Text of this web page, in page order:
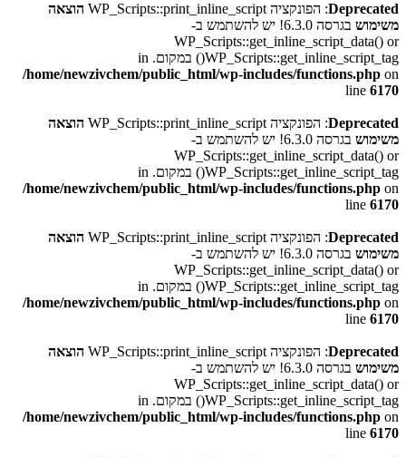
Deprecated: הפונקציה WP_Scripts::print_inline_script
הוצאה
משימוש
בגרסה 6.3.0! יש להשתמש ב-
WP_Scripts::get_inline_script_data() or
WP_Scripts::get_inline_script_tag() במקום. in
/home/newzivchem/public_html/wp-includes/functions.php on
line 6170
Deprecated: הפונקציה WP_Scripts::print_inline_script
הוצאה
משימוש
בגרסה 6.3.0! יש להשתמש ב-
WP_Scripts::get_inline_script_data() or
WP_Scripts::get_inline_script_tag() במקום. in
/home/newzivchem/public_html/wp-includes/functions.php on
line 6170
Deprecated: הפונקציה WP_Scripts::print_inline_script
הוצאה
משימוש
בגרסה 6.3.0! יש להשתמש ב-
WP_Scripts::get_inline_script_data() or
WP_Scripts::get_inline_script_tag() במקום. in
/home/newzivchem/public_html/wp-includes/functions.php on
line 6170
Deprecated: הפונקציה WP_Scripts::print_inline_script
הוצאה
משימוש
בגרסה 6.3.0! יש להשתמש ב-
WP_Scripts::get_inline_script_data() or
WP_Scripts::get_inline_script_tag() במקום. in
/home/newzivchem/public_html/wp-includes/functions.php on
line 6170